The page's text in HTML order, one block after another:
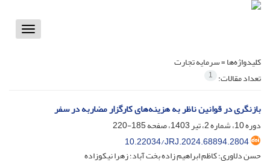
Toggle
کلیدواژه‌ها =سرمایه تجارت
تعداد مقالات: 1
بازنگری در قوانین ناظر به هزینه‌های کارگزار مضاربه در سفر
دوره 10، شماره 2، تیر 1403، صفحه
185-220
10.22034/JRJ.2024.68894.2804
حسن دلاوری؛ کاظم ابراهیم زاده بخت آباد؛ زهرا نیکوزاده